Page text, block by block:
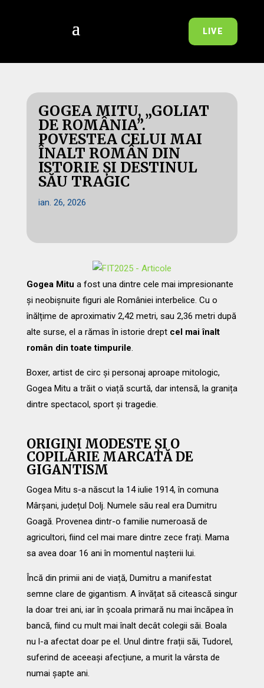
LIVE
GOGEA MITU, „GOLIAT
DE ROMÂNIA”.
POVESTEA CELUI MAI
ÎNALT ROMÂN DIN
ISTORIE ȘI DESTINUL
SĂU TRAGIC
ian. 26, 2026
Gogea Mitu a fost una dintre cele mai impresionante
și neobișnuite figuri ale României interbelice. Cu o
înălțime de aproximativ 2,42 metri, sau 2,36 metri după
alte surse, el a rămas în istorie drept cel mai înalt
român din toate timpurile.
Boxer, artist de circ și personaj aproape mitologic,
Gogea Mitu a trăit o viață scurtă, dar intensă, la granița
dintre spectacol, sport și tragedie.
ORIGINI MODESTE ȘI O
COPILĂRIE MARCATĂ DE
GIGANTISM
Gogea Mitu s-a născut la 14 iulie 1914, în comuna
Mârșani, județul Dolj. Numele său real era Dumitru
Goagă. Provenea dintr-o familie numeroasă de
agricultori, fiind cel mai mare dintre zece frați. Mama
sa avea doar 16 ani în momentul nașterii lui.
Încă din primii ani de viață, Dumitru a manifestat
semne clare de gigantism. A învățat să citească singur
la doar trei ani, iar în școala primară nu mai încăpea în
bancă, fiind cu mult mai înalt decât colegii săi. Boala
nu l-a afectat doar pe el. Unul dintre frații săi, Tudorel,
suferind de aceeași afecțiune, a murit la vârsta de
numai șapte ani.